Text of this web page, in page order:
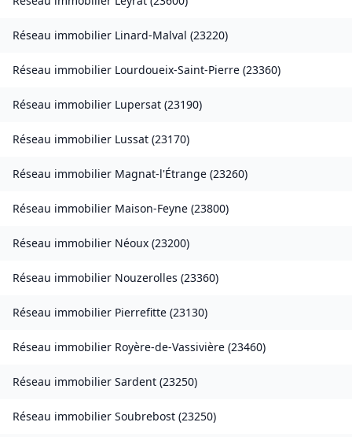
Réseau immobilier Linard-Malval (23220)
Réseau immobilier Lourdoueix-Saint-Pierre (23360)
Réseau immobilier Lupersat (23190)
Réseau immobilier Lussat (23170)
Réseau immobilier Magnat-l'Étrange (23260)
Réseau immobilier Maison-Feyne (23800)
Réseau immobilier Néoux (23200)
Réseau immobilier Nouzerolles (23360)
Réseau immobilier Pierrefitte (23130)
Réseau immobilier Royère-de-Vassivière (23460)
Réseau immobilier Sardent (23250)
Réseau immobilier Soubrebost (23250)